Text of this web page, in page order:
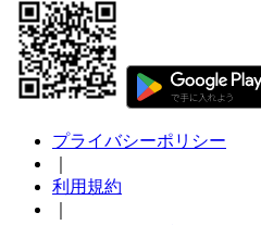
プライバシーポリシー
利用規約